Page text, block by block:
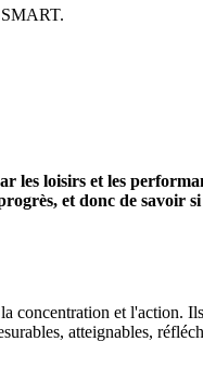
SMART.
loisirs et les
et donc de savoir
et l'action.
atteignables,